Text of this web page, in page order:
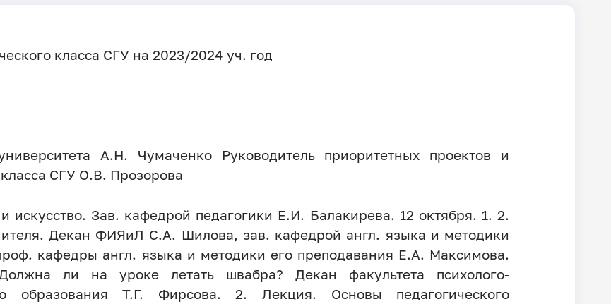
класса СГУ на 2023/2024 уч. год
А.Н. Чумаченко Руководитель приоритетных проектов и
СГУ О.В. Прозорова
искусство. Зав. кафедрой педагогики Е.И. Балакирева. 12 октября. 1. 2.
Декан ФИЯиЛ С.А. Шилова, зав. кафедрой англ. языка и методики
кафедры англ. языка и методики его преподавания Е.А. Максимова.
ли на уроке летать швабра? Декан факультета психолого-
образования Т.Г. Фирсова. 2. Лекция. Основы педагогического